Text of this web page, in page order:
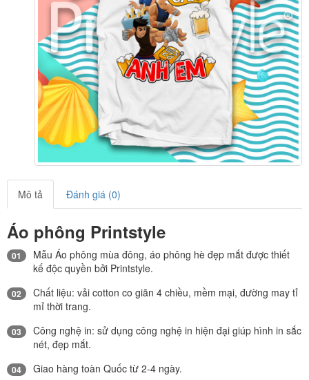
Mô tả Đánh giá (0)
Áo phông Printstyle
01
Mẫu Áo phông mùa đông, áo phông hè đẹp mắt được thiết
kế độc quyền bởi Printstyle.
02
Chất liệu: vải cotton co giãn 4 chiều, mềm mại, đường may tỉ
mỉ thời trang.
03
Công nghệ in: sử dụng công nghệ in hiện đại giúp hình in sắc
nét, đẹp mắt.
04 Giao hàng toàn Quốc từ 2-4 ngày.